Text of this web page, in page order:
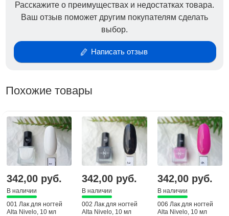
Расскажите о преимуществах и недостатках товара.
Ваш отзыв поможет другим покупателям сделать
выбор.
Написать отзыв
Похожие товары
342,00 руб.
В наличии
001 Лак для ногтей
Alta Nivelo, 10 мл
342,00 руб.
В наличии
002 Лак для ногтей
Alta Nivelo, 10 мл
342,00 руб.
В наличии
006 Лак для ногтей
Alta Nivelo, 10 мл